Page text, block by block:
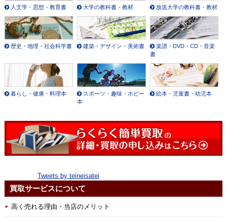
人文学・思想・教育書 大学の教科書・教材 放送大学の教科書・教材
歴史・地理・社会科学書 建築・デザイン・美術書
楽譜・DVD・CD・音楽
書
暮らし・健康・料理本
スポーツ・趣味・ホビー
本
絵本・児童書・幼児本
Tweets by teineisatei
買取サービスについて
高く売れる理由・当店のメリット